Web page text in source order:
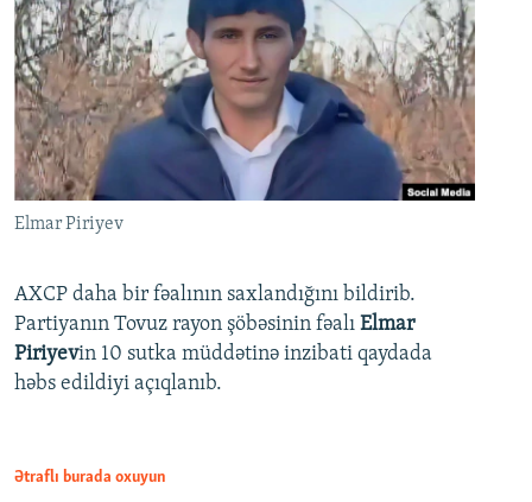
Elmar Piriyev
AXCP daha bir fəalının saxlandığını bildirib.
Partiyanın Tovuz rayon şöbəsinin fəalı Elmar
Piriyevin 10 sutka müddətinə inzibati qaydada
həbs edildiyi açıqlanıb.
Ətraflı burada oxuyun